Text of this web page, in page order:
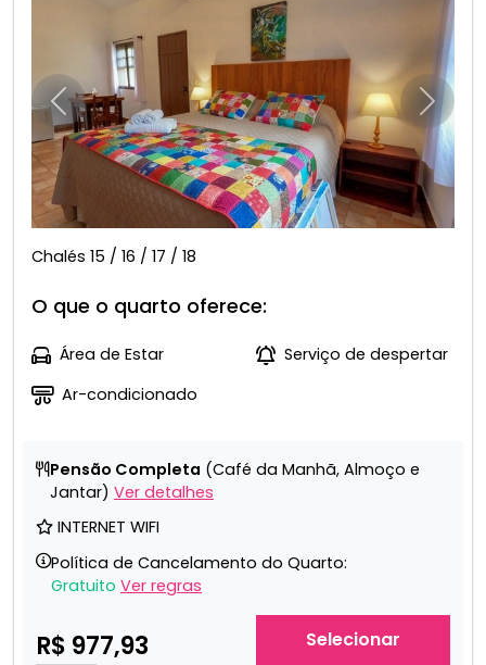
Anterior
Chalés 15 / 16 / 17 / 18
O que o quarto oferece:
Área de Estar
Serviço de despertar
Ar-condicionado
Pensão Completa (Café da Manhã, Almoço e
Jantar) Ver detalhes
INTERNET WIFI
Política de Cancelamento do Quarto:
Gratuito Ver regras
R$ 977,93 Selecionar